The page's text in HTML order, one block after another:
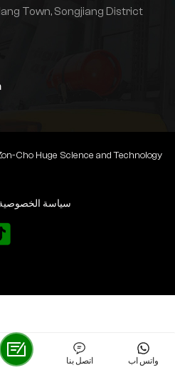
Town, Songjiang District
سياسة
واتس اب اتصل بنا